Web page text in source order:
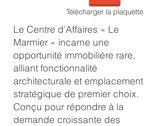
Télécharger la plaquette
Le Centre d’Affaires « Le
Marmier » incarne une
opportunité immobilière rare,
alliant fonctionnalité
architecturale et emplacement
stratégique de premier choix.
Conçu pour répondre à la
demande croissante des